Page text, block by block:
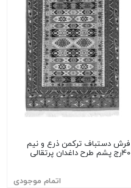
فرش دستباف ترکمن ذرع و نیم
۴۰رج پشم طرح داغدان پرتقالی
اتمام موجودی